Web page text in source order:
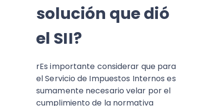
solución que dió
el SII?
rEs importante considerar que para
el Servicio de Impuestos Internos es
sumamente necesario velar por el
cumplimiento de la normativa